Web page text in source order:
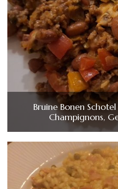
Bruine Bonen
Champignons,